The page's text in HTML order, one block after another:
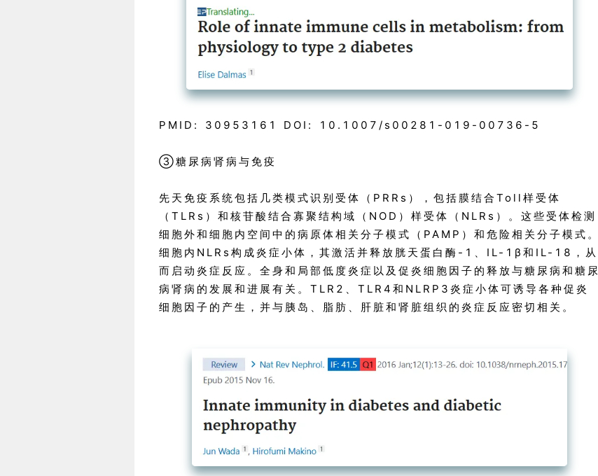
PMID: 30953161 DOI: 10.1007/s00281-019-00736-5
③糖尿病肾病与免疫
先天免疫系统包括几类模式识别受体（PRRs），包括膜结合Toll样受体
（TLRs）和核苷酸结合寡聚结构域（NOD）样受体（NLRs）。这些受体检测
细胞外和细胞内空间中的病原体相关分子模式（PAMP）和危险相关分子模式。
细胞内NLRs构成炎症小体，其激活并释放胱天蛋白酶-1、IL-1β和IL-18，从
而启动炎症反应。全身和局部低度炎症以及促炎细胞因子的释放与糖尿病和糖尿
病肾病的发展和进展有关。TLR2、TLR4和NLRP3炎症小体可诱导各种促炎
细胞因子的产生，并与胰岛、脂肪、肝脏和肾脏组织的炎症反应密切相关。